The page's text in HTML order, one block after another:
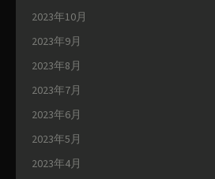
2023年10月
2023年9月
2023年8月
2023年7月
2023年6月
2023年5月
2023年4月